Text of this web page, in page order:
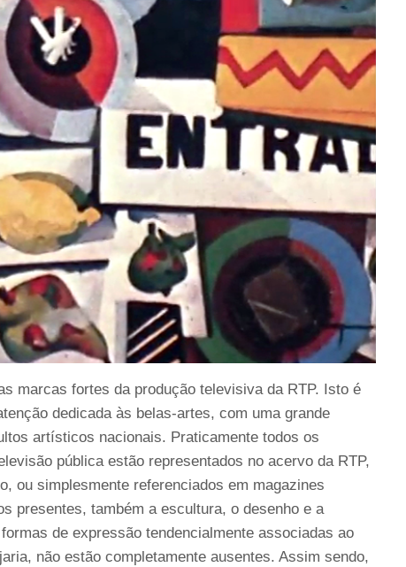
marcas fortes da produção televisiva da RTP. Isto é
dedicada às belas-artes, com uma grande
artísticos nacionais. Praticamente todos os
pública estão representados no acervo da RTP,
ou simplesmente referenciados em magazines
presentes, também a escultura, o desenho e a
de expressão tendencialmente associadas ao
não estão completamente ausentes. Assim sendo,